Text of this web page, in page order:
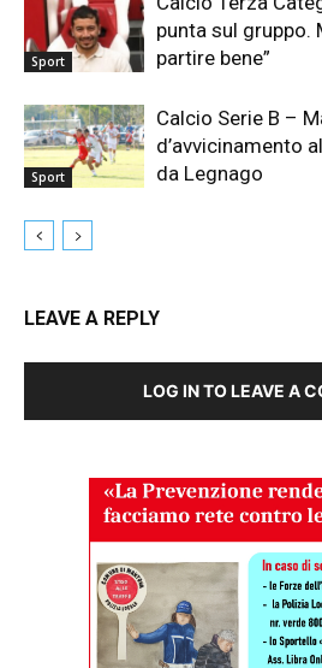
Sport
punta sul gruppo.
partire bene”
Sport
Calcio Serie B –
d’avvicinamento
da Legnago
LEAVE A REPLY
LOG IN TO LEAVE A